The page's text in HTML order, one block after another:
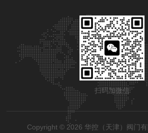
扫码加微信
Copyright © 2026 华控（天津）阀门